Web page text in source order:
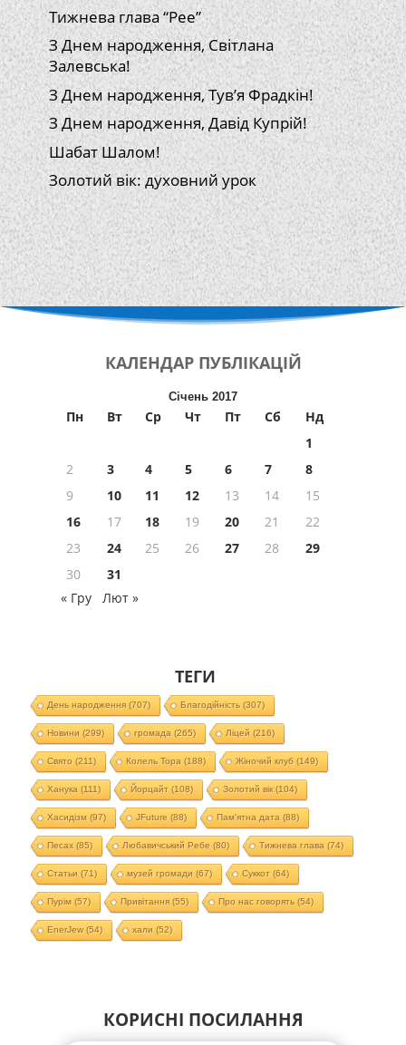
Тижнева глава “Рее”
З Днем народження, Світлана
Залевська!
З Днем народження, Тув’я Фрадкін!
З Днем народження, Давід Купрій!
Шабат Шалом!
Золотий вік: духовний урок
КАЛЕНДАР ПУБЛІКАЦІЙ
Січень 2017
Пн Вт Ср Чт Пт Сб
Нд
1
2
3 4 5 6 7
8
9
10 11 12 13 14
15
16
17 18 19 20 21
22
23
24 25 26 27 28
29
30
31
« Гру
Лют »
ТЕГИ
День народження(707) Благодійність (307)
Новини (299) громада (265) Ліцей (216)
Свято (211) Колель Тора (188) Жіночий клуб (149)
Ханука (111) Йорцайт (108) Золотий вік(104)
Хасидізм (97) JFuture (88) Пам'ятна дата (88)
Песах(85) Любавичський Ребе (80) Тижнева глава (74)
Статьи (71) музей громади (67) Суккот (64)
Пурім (57) Привітання(55) Про нас говорять (54)
EnerJew(54) хали (52)
КОРИСНІ ПОСИЛАННЯ